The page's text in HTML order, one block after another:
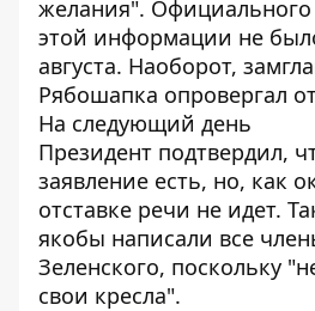
желания".
этой информации не
августа. Наоборот,
Рябошапка опровергал
На следующий день
Президент подтвердил,
заявление есть, но, как
отставке речи не идет.
якобы написали все
Зеленского, поскольку
свои кресла".